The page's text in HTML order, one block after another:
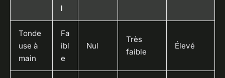
l
Tonde
use à
main
Fa
ibl
e
Nul
Très
faible
Élevé